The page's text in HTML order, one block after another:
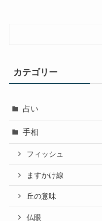
カテゴリー
占い
手相
フィッシュ
ますかけ線
丘の意味
仏眼